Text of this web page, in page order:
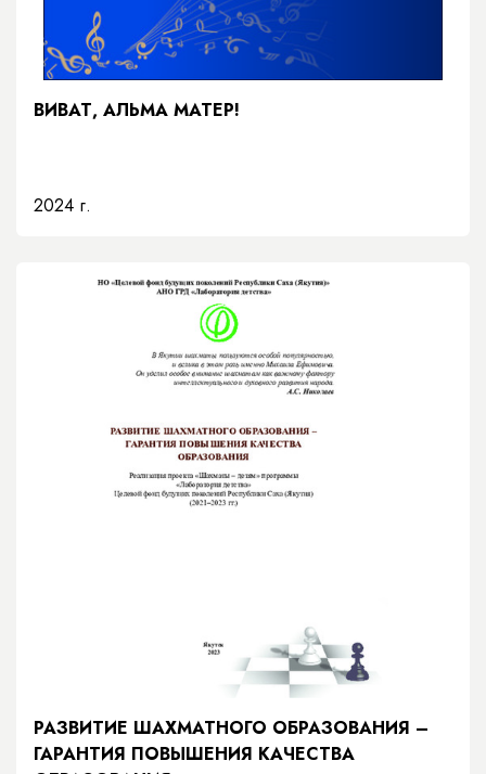
ВИВАТ, АЛЬМА МАТЕР!
2024 г.
РАЗВИТИЕ ШАХМАТНОГО ОБРАЗОВАНИЯ –
ГАРАНТИЯ ПОВЫШЕНИЯ КАЧЕСТВА